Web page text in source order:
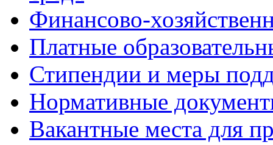
Финансово-
Платные
Стипендии и меры
Нормативные
Вакантные места для